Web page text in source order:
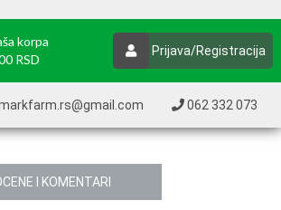
korpa
RSD
Prijava/Registracija
062 332 073
I KOMENTARI